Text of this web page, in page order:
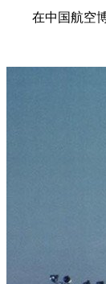
在中国航空博